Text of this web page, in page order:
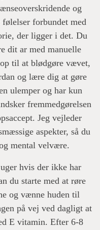
og
forbundet med
der ligger i det. Du
dit ar med manuelle
til at blødgøre vævet,
og lære dig at gøre
ulemper og har kun
fremmedgørelsen
Jeg vejleder
aspekter, så du
mental velvære.
hvis der ikke har
du starte med at røre
og vænne huden til
på vej ved dagligt at
E vitamin. Efter 6-8